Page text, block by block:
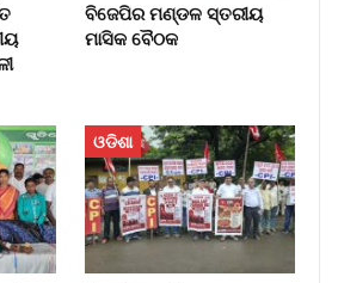
ବିଜେପିର ମଣ୍ଡଳ ସ୍ତରୀୟ
ମାସିକ ବୈଠକ
ଓଡିଶା